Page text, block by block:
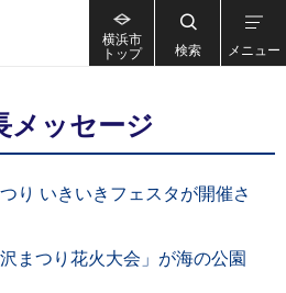
横浜市
トップ
検索 メニュー
ッセージ
り いきいきフェスタが開催さ
まつり花火大会」が海の公園